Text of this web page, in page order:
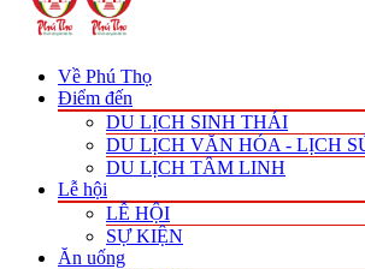
Về Phú Thọ
Điểm đến
DU LỊCH SINH THÁI
DU LỊCH VĂN HÓA - LỊCH
DU LỊCH TÂM LINH
Lễ hội
LỄ HỘI
SỰ KIỆN
Ăn uống